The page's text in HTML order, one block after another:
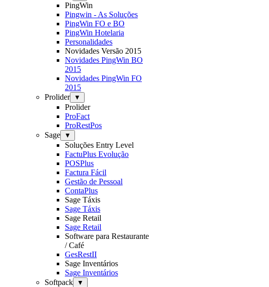
PingWin
Pingwin - As Soluções
PingWin FO e BO
PingWin Hotelaria
Personalidades
Novidades Versão 2015
Novidades PingWin BO
2015
Novidades PingWin FO
2015
Prolider
▼
Prolider
ProFact
ProRestPos
Sage
▼
Soluções Entry Level
FactuPlus Evolução
POSPlus
Factura Fácil
Gestão de Pessoal
ContaPlus
Sage Táxis
Sage Táxis
Sage Retail
Sage Retail
Software para Restaurante
/ Café
GesRestII
Sage Inventários
Sage Inventários
Softpack
▼